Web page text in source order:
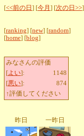
[<<前の日 ] [今月 ] [次の日>>]
[ranking] [new] [random]
[home] [blog]
みなさんの評価
[よい]:
1148
[悪い]:
874
↑評価してください
昨日 一昨日